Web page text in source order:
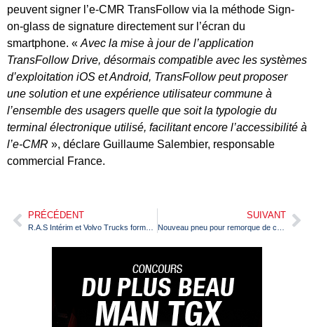
peuvent signer l’e-CMR TransFollow via la méthode Sign-
on-glass de signature directement sur l’écran du
smartphone. « Avec la mise à jour de l’application
TransFollow Drive, désormais compatible avec les systèmes
d’exploitation iOS et Android, TransFollow peut proposer
une solution et une expérience utilisateur commune à
l’ensemble des usagers quelle que soit la typologie du
terminal électronique utilisé, facilitant encore l’accessibilité à
l’e-CMR », déclare Guillaume Salembier, responsable
commercial France.
PRÉCÉDENT SUIVANT